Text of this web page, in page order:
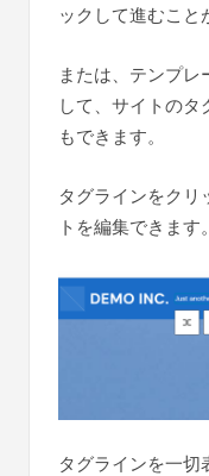
ックして進むこと
または、テンプ
して、サイトの
もできます。
タグラインをクリ
トを編集できます。
タグラインを一切